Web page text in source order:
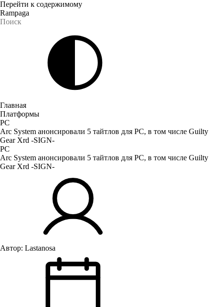
Перейти к содержимому
Rampaga
Главная
Платформы
PC
Arc System анонсировали 5 тайтлов для PC, в том числе Guilty
Gear Xrd -SIGN-
PC
Arc System анонсировали 5 тайтлов для PC, в том числе Guilty
Gear Xrd -SIGN-
Автор: Lastanosa